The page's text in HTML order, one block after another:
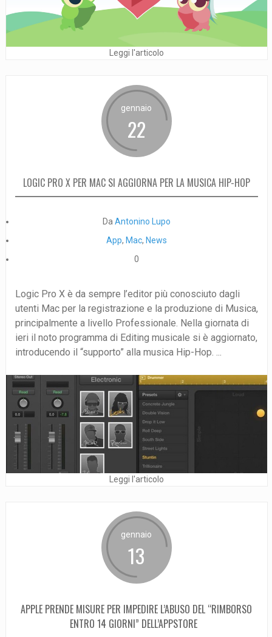
Leggi l'articolo
gennaio
22
LOGIC PRO X PER MAC SI AGGIORNA PER LA MUSICA HIP-HOP
Da Antonino Lupo
App, Mac, News
0
Logic Pro X è da sempre l’editor più conosciuto dagli
utenti Mac per la registrazione e la produzione di Musica,
principalmente a livello Professionale. Nella giornata di
ieri il noto programma di Editing musicale si è aggiornato,
introducendo il “supporto” alla musica Hip-Hop. ...
Leggi l'articolo
gennaio
13
APPLE PRENDE MISURE PER IMPEDIRE L’ABUSO DEL “RIMBORSO
ENTRO 14 GIORNI” DELL’APPSTORE